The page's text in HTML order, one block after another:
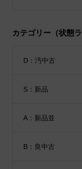
カテゴリー（状態ラ
D：汚中古
S：新品
A：新品並
B：良中古